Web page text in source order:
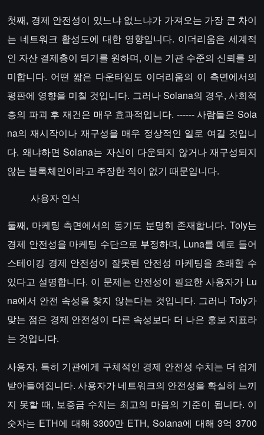
첫째, 경제 안전성이 있느냐 없느냐가 가져오는 가장 큰 차이
는 네트워크 활성도에 대한 영향입니다. 이더리움은 세계적
인 자산 결제층이 되기를 원하며, 이는 기관 수준의 신뢰를 의
미합니다. 어떤 짧은 다운타임도 이더리움의 이 측면에서의
평판에 영향을 미칠 것입니다. 그러나 Solana의 경우, 사회적
층의 파괴 후 재건은 매우 효과적입니다. ------ 사람들은 Sola
na의 재시작이나 재구성을 매우 정상적인 일로 여길 것입니
다. 왜냐하면 Solana는 자신이 다운되지 않거나 재구성되지
않는 블록체인이라고 주장한 적이 없기 때문입니다.
사용자 인식
둘째, 마케팅 측면에서의 동기도 분명히 존재합니다. Toly는
경제 안전성을 마케팅 수단으로 부정하며, Luna를 예로 들어
스테이킹 경제 안전성이 잘못된 안전성 마케팅을 초래할 수
있다고 설명합니다. 이 문제는 안전성이 필요한 사용자가 Lu
na에서 안전 속성을 찾지 않는다는 것입니다. 그러나 Toly가
맞는 점은 경제 안전성이 다른 속성보다 더 나은 홍보 지표라
는 것입니다.
사용자, 특히 기관에게 구체적인 경제 안전성 수치는 더 쉽게
받아들여집니다. 사용자가 네트워크의 안전성을 확실히 느끼
지 못할 때, 보증금 수치는 최고의 마음의 기준이 됩니다. 이
숫자는 ETH에 대해 3300만 ETH, Solana에 대해 3억 3700